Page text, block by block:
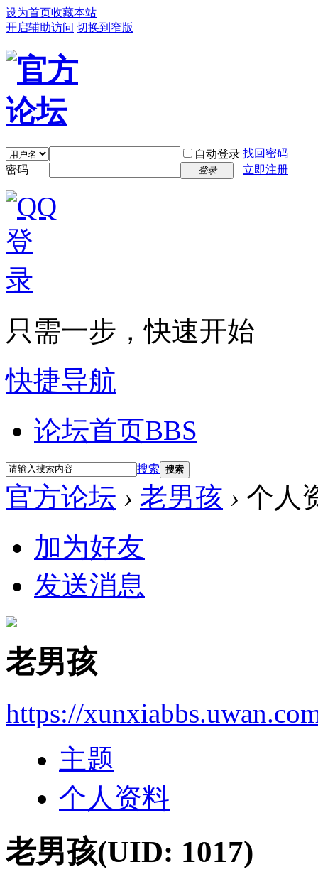
设为首页收藏本站
开启辅助访问 切换到窄版
自动登录 找回密码
密码
登录 立即注册
只需一步，快速开始
快捷导航
论坛首页BBS
搜索 搜索
官方论坛 › 老男孩 › 个人
加为好友
发送消息
老男孩
https://
主题
个人资料
老男孩(UID: 1017)